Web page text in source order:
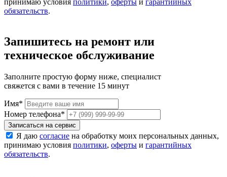
принимаю условия политики, оферты и гарантийных
обязательств.
Запишитесь на ремонт или
техническое обслуживание
Заполните простую форму ниже, специалист
свяжется с вами в течение 15 минут
Имя*
Номер телефона*
Записаться на сервис
Я даю согласие на обработку моих персональных данных,
принимаю условия политики, оферты и гарантийных
обязательств.